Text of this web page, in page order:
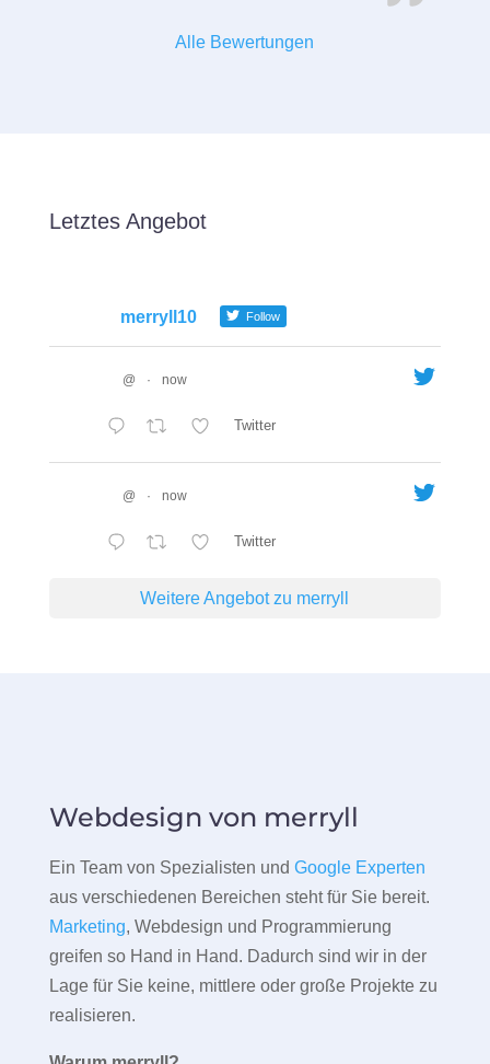
Alle Bewertungen
Letztes Angebot
merryll10 Follow
@ · now
Twitter
@ · now
Twitter
Weitere Angebot zu merryll
Webdesign von merryll
Ein Team von Spezialisten und Google Experten
aus verschiedenen Bereichen steht für Sie bereit.
Marketing, Webdesign und Programmierung
greifen so Hand in Hand. Dadurch sind wir in der
Lage für Sie keine, mittlere oder große Projekte zu
realisieren.